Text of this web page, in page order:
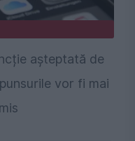
așteptată de
vor fi mai